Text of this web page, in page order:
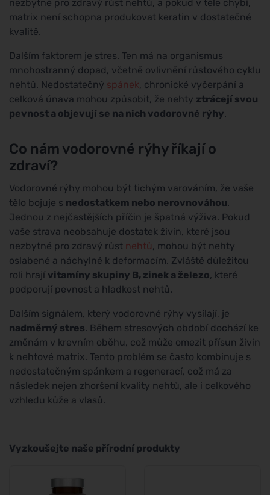
nezbytné pro zdravý růst nehtů, a pokud v těle chybí,
matrix není schopna produkovat keratin v dostatečné
kvalitě.
Dalším faktorem je stres. Ten má na organismus
mnohostranný dopad, včetně ovlivnění růstového cyklu
nehtů. Nedostatečný spánek, chronické vyčerpání a
celková únava mohou způsobit, že nehty ztrácejí svou
pevnost a objevují se na nich vodorovné rýhy.
Co nám vodorovné rýhy říkají o
zdraví?
Vodorovné rýhy mohou být tichým varováním, že vaše
tělo bojuje s nedostatkem nebo nerovnováhou.
Jednou z nejčastějších příčin je špatná výživa. Pokud
vaše strava neobsahuje dostatek živin, které jsou
nezbytné pro zdravý růst nehtů, mohou být nehty
oslabené a náchylné k deformacím. Zvláště důležitou
roli hrají vitamíny skupiny B, zinek a železo, které
podporují pevnost a hladkost nehtů.
Dalším signálem, který vodorovné rýhy vysílají, je
nadměrný stres. Během stresových období dochází ke
změnám v krevním oběhu, což může omezit přísun živin
k nehtové matrix. Tento problém se často kombinuje s
nedostatečným spánkem a regenerací, což má za
následek nejen zhoršení kvality nehtů, ale i celkového
vzhledu kůže a vlasů.
Vyzkoušejte naše přírodní produkty